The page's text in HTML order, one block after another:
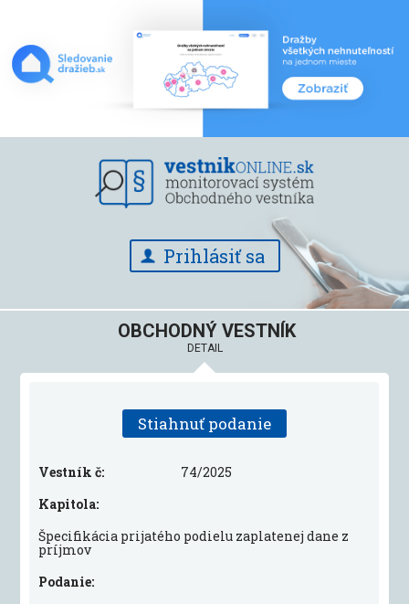
Prihlásiť sa
OBCHODNÝ VESTNÍK
DETAIL
Stiahnuť podanie
Vestník č:
74/2025
Kapitola:
Špecifikácia prijatého podielu zaplatenej dane z
príjmov
Podanie: